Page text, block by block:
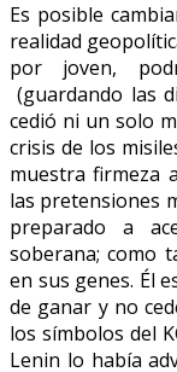
Es posible
realidad
por joven,
(guardando las
cedió ni un solo
crisis de los
muestra firmeza
las pretensiones
preparado a
soberana; como
en sus genes. Él
de ganar y no
los símbolos del
Lenin lo había